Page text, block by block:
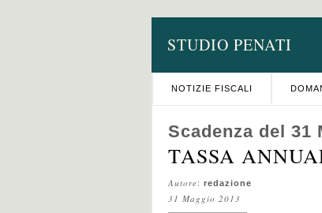
STUDIO PENATI
NOTIZIE FISCALI
Scadenza del 31
TASSA
Autore: redazione
31 Maggio 2013